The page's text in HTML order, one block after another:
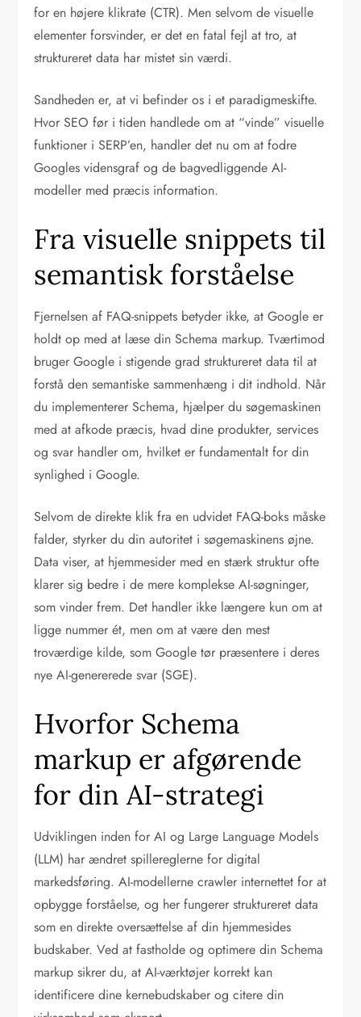
for en højere klikrate (CTR). Men selvom de visuelle
elementer forsvinder, er det en fatal fejl at tro, at
struktureret data har mistet sin værdi.
Sandheden er, at vi befinder os i et paradigmeskifte.
Hvor SEO før i tiden handlede om at “vinde” visuelle
funktioner i SERP’en, handler det nu om at fodre
Googles vidensgraf og de bagvedliggende AI-
modeller med præcis information.
Fra visuelle snippets til
semantisk forståelse
Fjernelsen af FAQ-snippets betyder ikke, at Google er
holdt op med at læse din Schema markup. Tværtimod
bruger Google i stigende grad struktureret data til at
forstå den semantiske sammenhæng i dit indhold. Når
du implementerer Schema, hjælper du søgemaskinen
med at afkode præcis, hvad dine produkter, services
og svar handler om, hvilket er fundamentalt for din
synlighed i Google.
Selvom de direkte klik fra en udvidet FAQ-boks måske
falder, styrker du din autoritet i søgemaskinens øjne.
Data viser, at hjemmesider med en stærk struktur ofte
klarer sig bedre i de mere komplekse AI-søgninger,
som vinder frem. Det handler ikke længere kun om at
ligge nummer ét, men om at være den mest
troværdige kilde, som Google tør præsentere i deres
nye AI-genererede svar (SGE).
Hvorfor Schema
markup er afgørende
for din AI-strategi
Udviklingen inden for AI og Large Language Models
(LLM) har ændret spillereglerne for digital
markedsføring. AI-modellerne crawler internettet for at
opbygge forståelse, og her fungerer struktureret data
som en direkte oversættelse af din hjemmesides
budskaber. Ved at fastholde og optimere din Schema
markup sikrer du, at AI-værktøjer korrekt kan
identificere dine kernebudskaber og citere din